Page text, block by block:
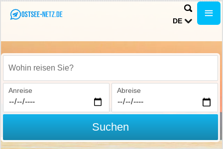
DE
Wohin reisen Sie?
Anreise Abreise
Suchen